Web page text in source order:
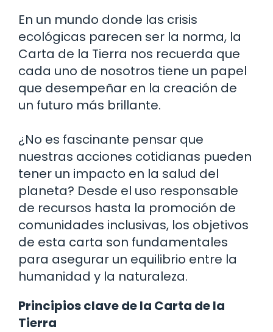
En un mundo donde las crisis
ecológicas parecen ser la norma, la
Carta de la Tierra nos recuerda que
cada uno de nosotros tiene un papel
que desempeñar en la creación de
un futuro más brillante.
¿No es fascinante pensar que
nuestras acciones cotidianas pueden
tener un impacto en la salud del
planeta? Desde el uso responsable
de recursos hasta la promoción de
comunidades inclusivas, los objetivos
de esta carta son fundamentales
para asegurar un equilibrio entre la
humanidad y la naturaleza.
Principios clave de la Carta de la
Tierra